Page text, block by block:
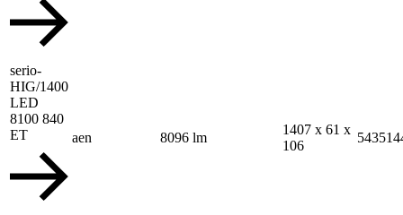
serio-
HIG/1400
LED
8100 840
ET
aen 8096 lm
1407 x 61 x
106